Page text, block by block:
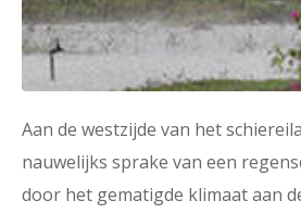
Aan de westzijde van het
nauwelijks sprake van een
door het gematigde klimaat aan